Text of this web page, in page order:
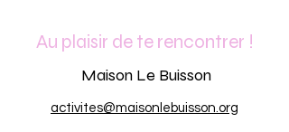
Au plaisir de te rencontrer !
Maison Le Buisson
activites@maisonlebuisson.org